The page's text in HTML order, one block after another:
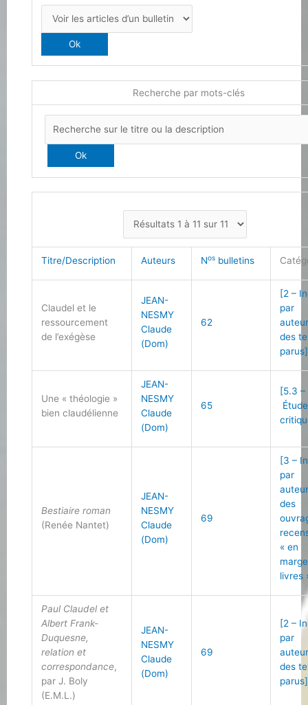
Recherche par mots-clés
Titre/Description Auteurs Nos bulletins
Claudel et le
ressourcement
de l’exégèse
JEAN-
NESMY
Claude
(Dom)
62
[2 –
par
des
parus]
Une « théologie »
bien claudélienne
JEAN-
NESMY
Claude
(Dom)
65
[5.3 –
Bestiaire roman
(Renée Nantet)
JEAN-
NESMY
Claude
(Dom)
69
[3 –
par
des
« en
livres
Paul Claudel et
Albert Frank-
Duquesne,
relation et
correspondance,
par J. Boly
(E.M.L.)
JEAN-
NESMY
Claude
(Dom)
69
[2 –
par
des
parus]